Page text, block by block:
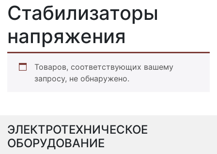
Стабилизаторы
напряжения
Товаров, соответствующих вашему
запросу, не обнаружено.
ЭЛЕКТРОТЕХНИЧЕСКОЕ
ОБОРУДОВАНИЕ